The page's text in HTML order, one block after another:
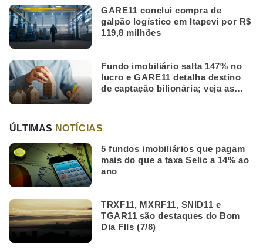
GARE11 conclui compra de
galpão logístico em Itapevi por R$
119,8 milhões
Fundo imobiliário salta 147% no
lucro e GARE11 detalha destino
de captação bilionária; veja as
ÚLTIMAS NOTÍCIAS
5 fundos imobiliários que pagam
mais do que a taxa Selic a 14% ao
ano
TRXF11, MXRF11, SNID11 e
TGAR11 são destaques do Bom
Dia FIIs (7/8)